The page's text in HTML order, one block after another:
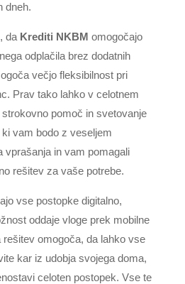
dneh.
da Krediti NKBM omogočajo
odplačila brez dodatnih
večjo fleksibilnost pri
Prav tako lahko v celotnem
pomoč in svetovanje
vam bodo z veseljem
vprašanja in vam pomagali
rešitev za vaše potrebe.
vse postopke digitalno,
oddaje vloge prek mobilne
rešitev omogoča, da lahko vse
kar iz udobja svojega doma,
celoten postopek. Vse te